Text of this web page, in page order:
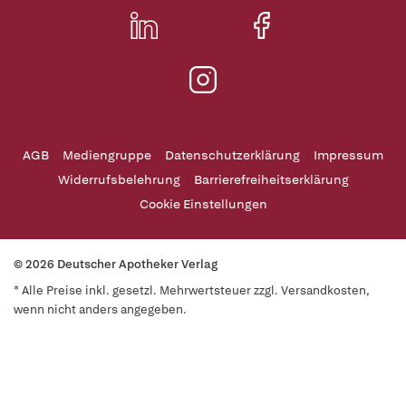
AGB Mediengruppe Datenschutzerklärung
Impressum
Widerrufsbelehrung
Barrierefreiheitserklärung
Cookie Einstellungen
© 2026 Deutscher Apotheker Verlag
* Alle Preise inkl. gesetzl. Mehrwertsteuer zzgl. Versandkosten,
wenn nicht anders angegeben.